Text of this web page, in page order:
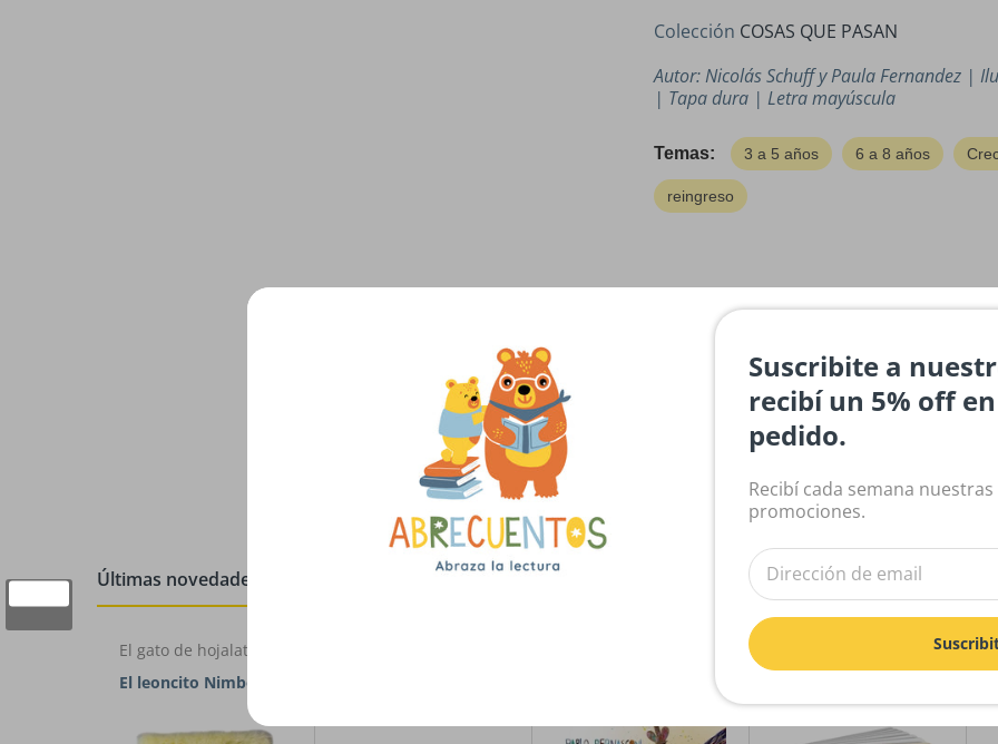
Colección COSAS QUE PASAN
Autor: Nicolás Schuff y Paula Fernandez |
| Tapa dura | Letra mayúscula
Temas: 3 a 5 años 6 a 8 años
reingreso
Reseñas de Clientes
Sé el primero en escribir una reseña
Escribir una reseña
Últimas novedades
El gato de hojalata
El leoncito Nimbo
Suscribite a
recibí un 5% off
pedido.
Recibí cada semana
promociones.